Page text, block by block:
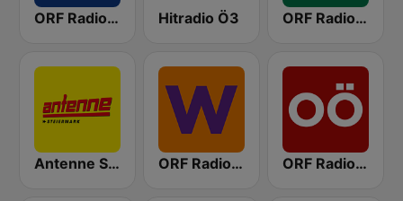
ORF Radio Niederösterreich Hitradio Ö3 ORF Radio Steiermark
Antenne Steiermark ORF Radio Wien ORF Radio Oberösterreich